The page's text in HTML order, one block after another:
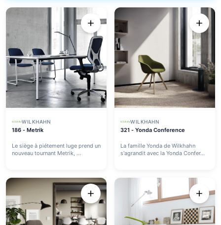
WILKHAHN
186 - Metrik
Le siège à piétement luge prend un
nouveau tournant Metrik, ...
WILKHAHN
321 - Yonda Conference
La famille Yonda de Wilkhahn
s'agrandit avec la Yonda Confer...